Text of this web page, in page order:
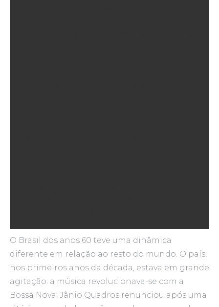
O Brasil dos anos 60 teve uma dinâmica
diferente em relação ao resto do mundo. O país,
nos primeiros anos da década, estava em grande
agitação: a música revolucionava-se com a
Bossa Nova; Jânio Quadros renunciou após uma